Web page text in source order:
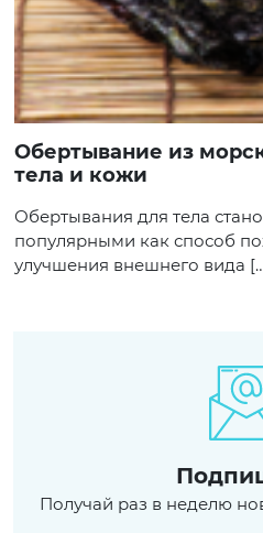
Обертывание из морских водорослей для
тела и кожи
Обертывания для тела
популярными как способ
улучшения внешнего вида
Получай раз в неделю